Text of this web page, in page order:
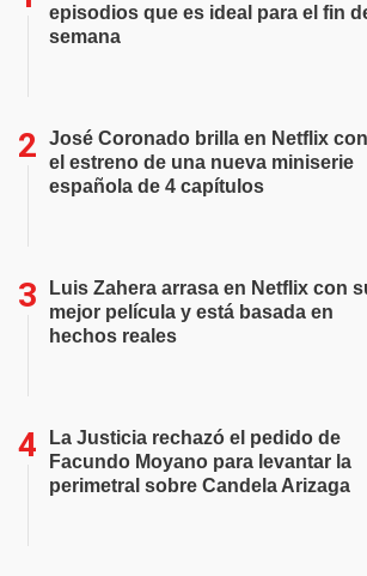
episodios que es ideal para el fin
semana
José Coronado brilla en Netflix con
el estreno de una nueva miniserie
española de 4 capítulos
Luis Zahera arrasa en Netflix con
mejor película y está basada en
hechos reales
La Justicia rechazó el pedido de
Facundo Moyano para levantar la
perimetral sobre Candela Arizaga